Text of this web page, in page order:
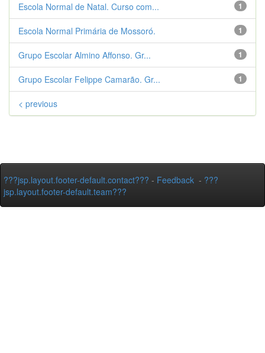
1
Escola Normal de Natal. Curso com...
1
Escola Normal Primária de Mossoró.
1
Grupo Escolar Almino Affonso. Gr...
1
Grupo Escolar Felippe Camarão. Gr...
< previous
???jsp.layout.footer-default.contact??? - Feedback - ???
jsp.layout.footer-default.team???